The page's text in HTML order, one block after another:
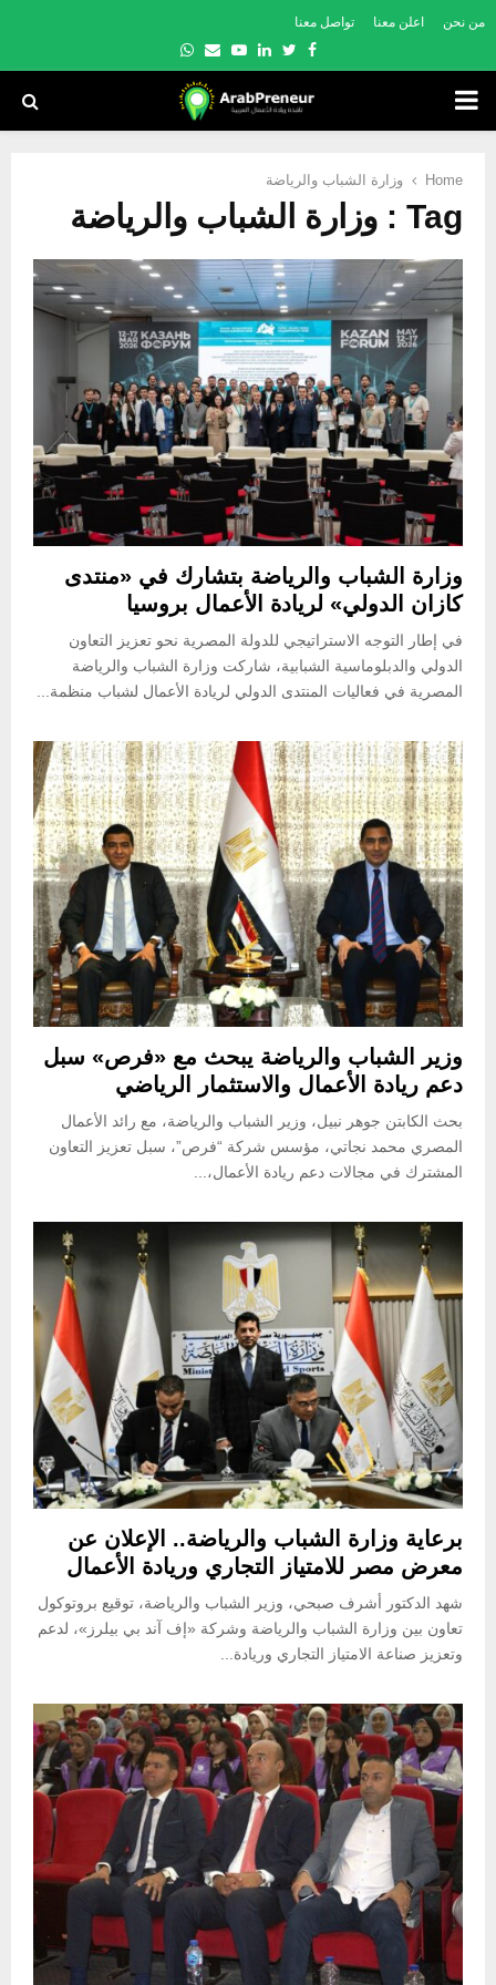
من نحن اعلن معنا تواصل معنا
Facebook
Twitter
Linkedin
Youtube
Email
Whatsapp
PRIMARY
Home وزارة الشباب والرياضة
Tag : وزارة الشباب والرياضة
وزارة الشباب والرياضة بتشارك في «منتدى
كازان الدولي» لريادة الأعمال بروسيا
في إطار التوجه الاستراتيجي للدولة المصرية نحو تعزيز التعاون
الدولي والدبلوماسية الشبابية، شاركت وزارة الشباب والرياضة
المصرية في فعاليات المنتدى الدولي لريادة الأعمال لشباب منظمة...
وزير الشباب والرياضة يبحث مع «فرص» سبل
دعم ريادة الأعمال والاستثمار الرياضي
بحث الكابتن جوهر نبيل، وزير الشباب والرياضة، مع رائد الأعمال
المصري محمد نجاتي، مؤسس شركة “فرص”، سبل تعزيز التعاون
المشترك في مجالات دعم ريادة الأعمال،...
برعاية وزارة الشباب والرياضة.. الإعلان عن
معرض مصر للامتياز التجاري وريادة الأعمال
شهد الدكتور أشرف صبحي، وزير الشباب والرياضة، توقيع بروتوكول
تعاون بين وزارة الشباب والرياضة وشركة «إف آند بي بيلرز»، لدعم
وتعزيز صناعة الامتياز التجاري وريادة...